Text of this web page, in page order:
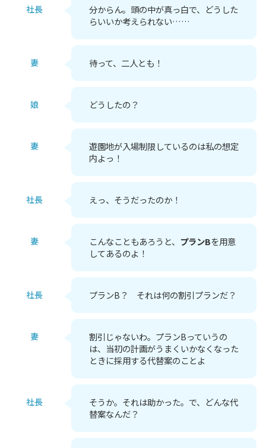
社長
分からん。頭の中が真っ白で、どうした
らいいか考えられない……
妻 待って、二人とも！
娘 どうしたの？
妻
遊園地が入場制限しているのは私の想定
内よっ！
社長 えっ、そうだったのか！
妻 こんなこともあろうと、 プランBを用意
してあるのよ！
社長 プランB？ それは何の割引プランだ？
妻
割引じゃないわ。プランBっていうの
は、当初の計画がうまくいかなくなった
ときに採用する代替案のことよ
社長
そうか。それは助かった。で、どんな代
替案なんだ？